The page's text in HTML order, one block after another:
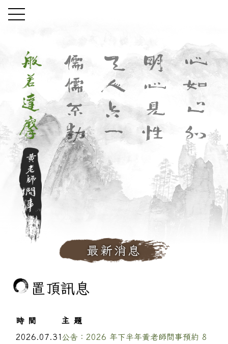
最新消息
置頂訊息
時間
主題
2026.07.31公告：2026 年下半年黃老師問事預約 8